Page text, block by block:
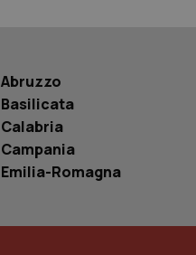
Abruzzo
Basilicata
Calabria
Campania
Emilia-Romagna_ga_0VMQEQKQ1N